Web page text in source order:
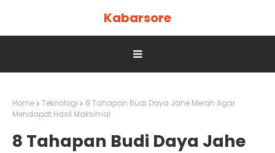
Kabarsore
Home Teknologi
8 Tahapan Budi Daya Jahe Merah Agar
Mendapat Hasil Maksimal
8 Tahapan Budi Daya Jahe